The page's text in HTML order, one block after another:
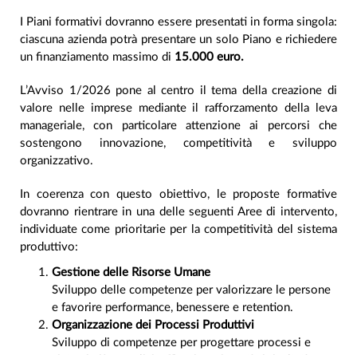
I Piani formativi dovranno essere presentati in forma singola:
ciascuna azienda potrà presentare un solo Piano e richiedere
un finanziamento massimo di 15.000 euro.
L’Avviso 1/2026 pone al centro il tema della creazione di
valore nelle imprese mediante il rafforzamento della leva
manageriale, con particolare attenzione ai percorsi che
sostengono innovazione, competitività e sviluppo
organizzativo.
In coerenza con questo obiettivo, le proposte formative
dovranno rientrare in una delle seguenti Aree di intervento,
individuate come prioritarie per la competitività del sistema
produttivo:
Gestione delle Risorse Umane
Sviluppo delle competenze per valorizzare le persone
e favorire performance, benessere e retention.
Organizzazione dei Processi Produttivi
Sviluppo di competenze per progettare processi e